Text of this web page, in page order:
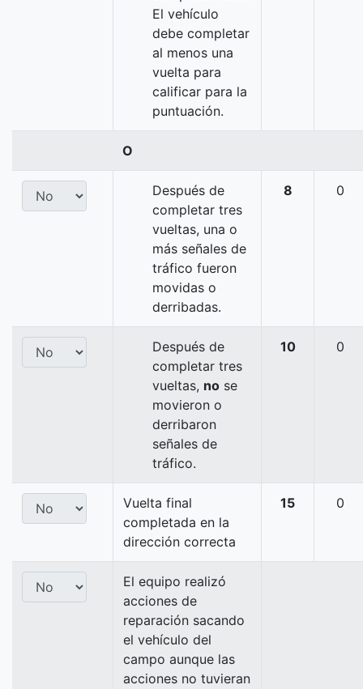
El vehículo
debe completar
al menos una
vuelta para
calificar para la
puntuación.
O
Después de
completar tres
vueltas, una o
más señales de
tráfico fueron
movidas o
derribadas.
8 0
Después de
completar tres
vueltas, no se
movieron o
derribaron
señales de
tráfico.
10 0
Vuelta final
completada en la
dirección correcta
15 0
El equipo realizó
acciones de
reparación sacando
el vehículo del
campo aunque las
acciones no tuvieran